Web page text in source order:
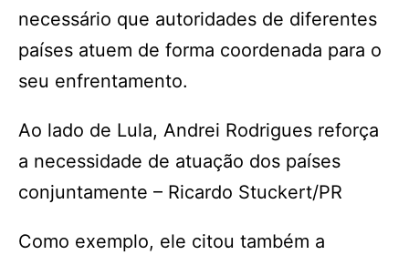
necessário que autoridades de diferentes
países atuem de forma coordenada para o
seu enfrentamento.
Ao lado de Lula, Andrei Rodrigues reforça
a necessidade de atuação dos países
conjuntamente – Ricardo Stuckert/PR
Como exemplo, ele citou também a